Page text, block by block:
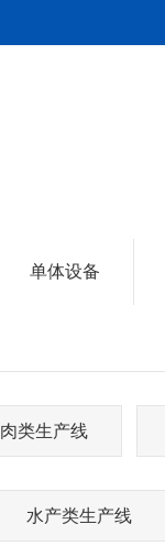
单体设备
肉类生产线
水产类生产线